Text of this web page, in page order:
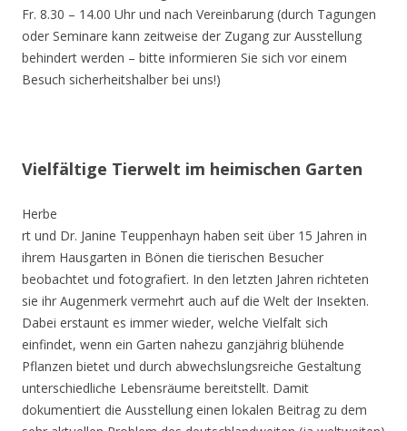
Fr. 8.30 – 14.00 Uhr und nach Vereinbarung (durch Tagungen
oder Seminare kann zeitweise der Zugang zur Ausstellung
behindert werden – bitte informieren Sie sich vor einem
Besuch sicherheitshalber bei uns!)
Vielfältige Tierwelt im heimischen Garten
Herbe
rt und Dr. Janine Teuppenhayn haben seit über 15 Jahren in
ihrem Hausgarten in Bönen die tierischen Besucher
beobachtet und fotografiert. In den letzten Jahren richteten
sie ihr Augenmerk vermehrt auch auf die Welt der Insekten.
Dabei erstaunt es immer wieder, welche Vielfalt sich
einfindet, wenn ein Garten nahezu ganzjährig blühende
Pflanzen bietet und durch abwechslungsreiche Gestaltung
unterschiedliche Lebensräume bereitstellt. Damit
dokumentiert die Ausstellung einen lokalen Beitrag zu dem